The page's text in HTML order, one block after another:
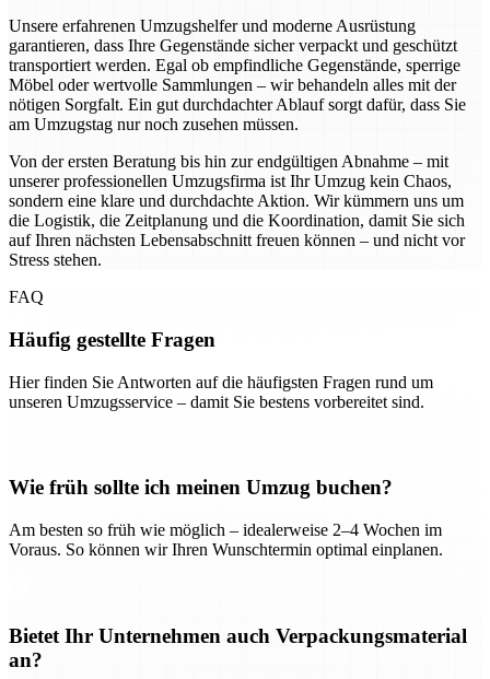
Unsere erfahrenen Umzugshelfer und moderne Ausrüstung
garantieren, dass Ihre Gegenstände sicher verpackt und geschützt
transportiert werden. Egal ob empfindliche Gegenstände, sperrige
Möbel oder wertvolle Sammlungen – wir behandeln alles mit der
nötigen Sorgfalt. Ein gut durchdachter Ablauf sorgt dafür, dass Sie
am Umzugstag nur noch zusehen müssen.
Von der ersten Beratung bis hin zur endgültigen Abnahme – mit
unserer professionellen Umzugsfirma ist Ihr Umzug kein Chaos,
sondern eine klare und durchdachte Aktion. Wir kümmern uns um
die Logistik, die Zeitplanung und die Koordination, damit Sie sich
auf Ihren nächsten Lebensabschnitt freuen können – und nicht vor
Stress stehen.
FAQ
Häufig gestellte Fragen
Hier finden Sie Antworten auf die häufigsten Fragen rund um
unseren Umzugsservice – damit Sie bestens vorbereitet sind.
Wie früh sollte ich meinen Umzug buchen?
Am besten so früh wie möglich – idealerweise 2–4 Wochen im
Voraus. So können wir Ihren Wunschtermin optimal einplanen.
Bietet Ihr Unternehmen auch Verpackungsmaterial
an?